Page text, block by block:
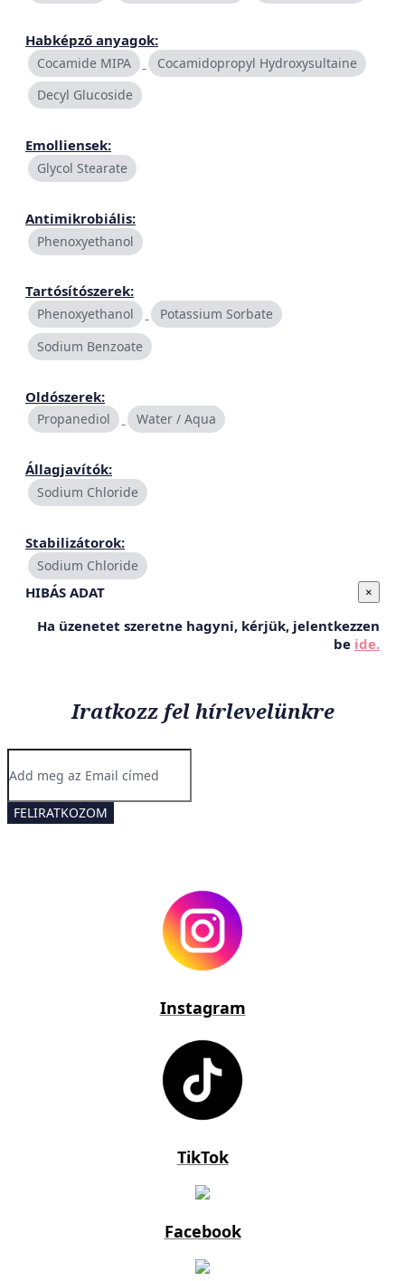
Habképző anyagok:
Cocamide MIPA
Cocamidopropyl Hydroxysultaine
Decyl Glucoside
Emolliensek:
Glycol Stearate
Antimikrobiális:
Phenoxyethanol
Tartósítószerek:
Phenoxyethanol
Potassium Sorbate
Sodium Benzoate
Oldószerek:
Propanediol Water / Aqua
Állagjavítók:
Sodium Chloride
Stabilizátorok:
Sodium Chloride
HIBÁS ADAT ×
Ha üzenetet szeretne hagyni, kérjük, jelentkezzen
be ide.
Iratkozz fel hírlevelünkre
FELIRATKOZOM
Instagram
TikTok
Facebook